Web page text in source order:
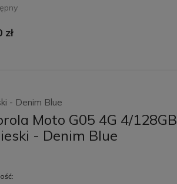
zł
- Denim Blue
Moto G05 4G 4/128GB
- Denim Blue